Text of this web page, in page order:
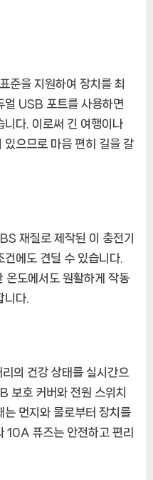
전
기,
스
위
스
플
레
준을 지원하여 장치를 최
얼 USB 포트를 사용하면
니다. 이로써 긴 여행이나
있으므로 마음 편히 길을 갈
재질로 제작된 이 충전기
에도 견딜 수 있습니다.
도에서도 원활하게 작동
니다.
의 건강 상태를 실시간으
보호 커버와 전원 스위치
는 먼지와 물로부터 장치를
10A 퓨즈는 안전하고 편리